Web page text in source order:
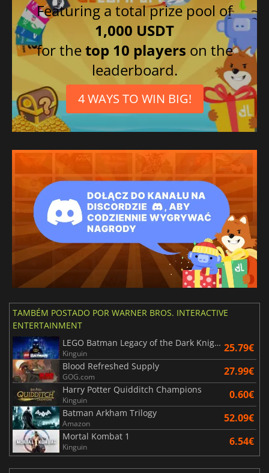
Featuring a total prize pool of
1,000 USDT
for thetop 10 players on the
leaderboard.
4 WAYS TO WIN BIG!
TAMBÉM POSTADO POR WARNER BROS. INTERACTIVE
ENTERTAINMENT
LEGO Batman Legacy of the Dark Knight
Kinguin 25.79€
Blood Refreshed Supply
GOG.com 27.99€
Harry Potter Quidditch Champions
Kinguin 0.60€
Batman Arkham Trilogy
Amazon 52.09€
Mortal Kombat 1
Kinguin 6.54€